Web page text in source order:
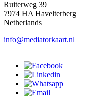
Ruiterweg 39
7974 HA Havelterberg
Netherlands
info@mediatorkaart.nl